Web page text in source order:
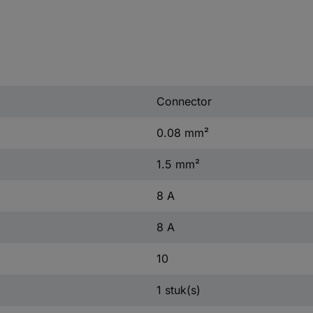
Connector
0.08 mm²
1.5 mm²
8 A
8 A
10
1 stuk(s)